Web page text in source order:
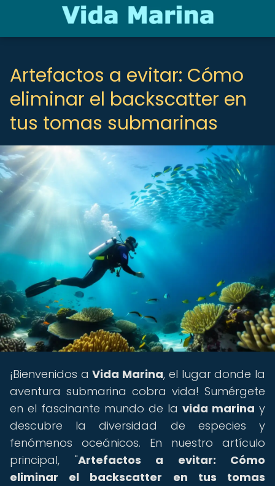
Artefactos a evitar: Cómo
eliminar el backscatter en
tus tomas submarinas
¡Bienvenidos aVida Marina, el lugar donde la
aventura submarina cobra vida! Sumérgete
en el fascinante mundo de la vida marina y
descubre la diversidad de especies y
fenómenos oceánicos. En nuestro artículo
principal, "Artefactos a evitar: Cómo
eliminar el backscatter en tus tomas